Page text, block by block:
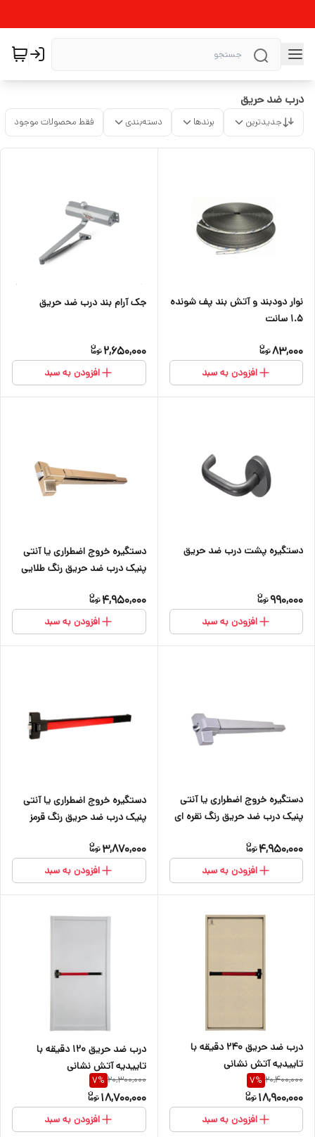
درب ضد حریق
جدیدترین برندها دسته‌بندی فقط محصولات موجود
نوار دودبند و آتش بند پف شونده
۱.۵ سانت
83,000
افزودن به سبد
جک آرام بند درب ضد حریق
2,650,000
افزودن به سبد
دستگیره پشت درب ضد حریق
990,000
افزودن به سبد
دستگیره خروج اضطراری یا آنتی
پنیک درب ضد حریق رنگ طلایی
4,950,000
افزودن به سبد
دستگیره خروج اضطراری یا آنتی
پنیک درب ضد حریق رنگ نقره ای
4,950,000
افزودن به سبد
دستگیره خروج اضطراری یا آنتی
پنیک درب ضد حریق رنگ قرمز
3,870,000
افزودن به سبد
درب ضد حریق ۲۴۰ دقیقه با
تاییدیه آتش نشانی
20,400,000
7%
18,900,000
افزودن به سبد
درب ضد حریق ۱۲۰ دقیقه با
تاییدیه آتش نشانی
20,300,000
7%
18,700,000
افزودن به سبد